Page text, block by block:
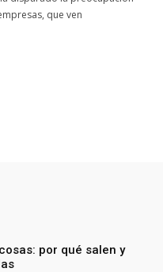
que ven
por qué salen y